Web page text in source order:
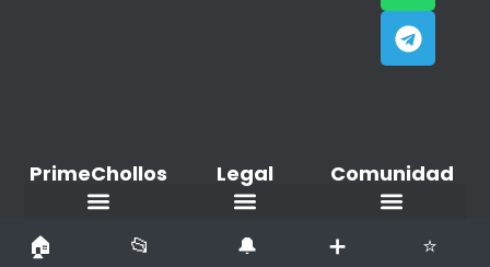
PrimeChollos Legal Comunidad